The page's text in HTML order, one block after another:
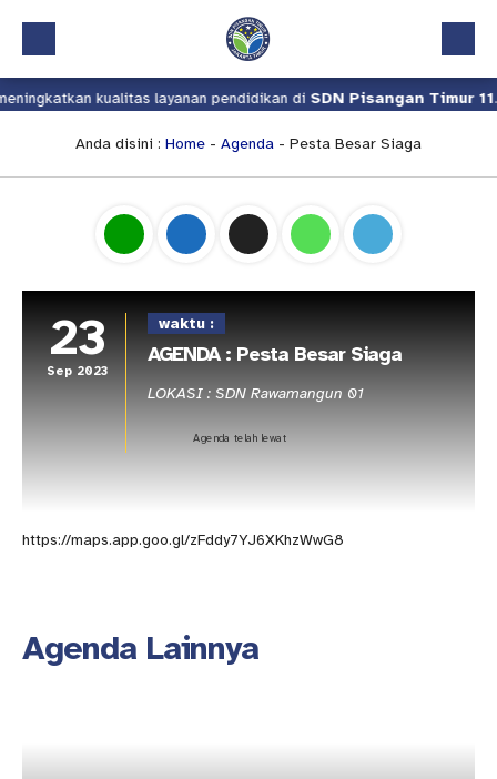
Beranda
Kalender Akademik
Pindah Sekolah
kualitas layanan pendidikan diSDN Pisangan Timur 11.
Anda disini : Home - Agenda - Pesta Besar Siaga
23
Sep 2023
waktu :
AGENDA : Pesta Besar Siaga
LOKASI : SDN Rawamangun 01
Agenda telah lewat
https://maps.app.goo.gl/zFddy7YJ6XKhzWwG8
Agenda Lainnya